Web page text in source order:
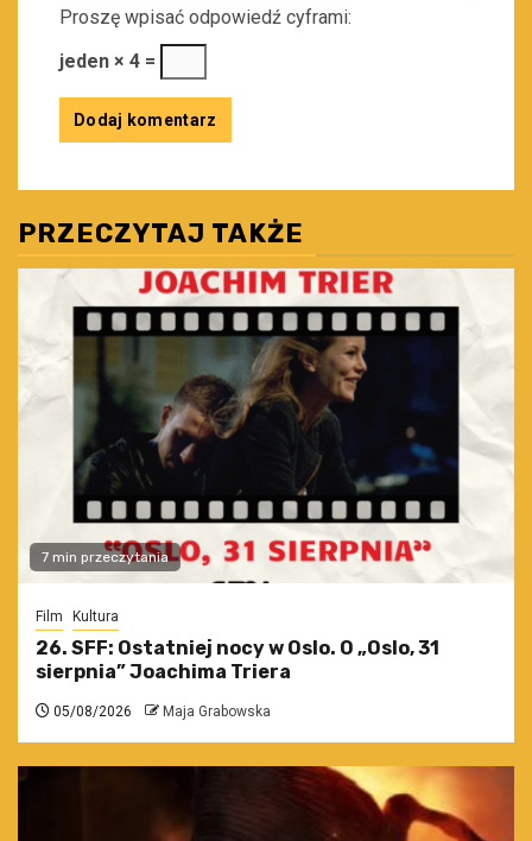
Proszę wpisać odpowiedź cyframi:
jeden × 4 =
PRZECZYTAJ TAKŻE
7 min przeczytania
Film Kultura
26. SFF: Ostatniej nocy w Oslo. O „Oslo, 31
sierpnia” Joachima Triera
05/08/2026 Maja Grabowska